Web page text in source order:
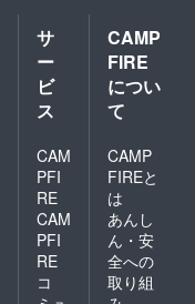
※ ロゴ
画像の
受け渡
しは、
ご支援
いただ
く際に
いただ
くメー
ルアド
レスに
担当者
から連
絡いた
しま
す。 ※
額に関
わら
ず、ロ
ゴ不要
とロゴ
希望ス
に分
け、あ
いうえ
お順と
なりま
す。(リ
ターン
の画像
イメー
は、ご
希望さ
れた場
合とな
りま
希望さ
れる場
合は、
名称と
ともに
ロゴ希
望と備
考欄に
ご記入
サ
ー
ビ
ス
CAM
PFI
RE
CAM
PFI
RE
コ
CAMP
FIRE
につい
て
CAMP
FIREと
は
あんし
ん・安
全への
取り組